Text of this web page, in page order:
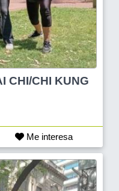
Me interesa